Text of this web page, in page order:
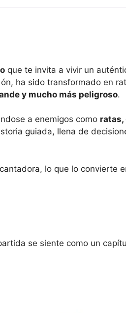
que te invita a vivir un
ha sido transformado en
y mucho más peligroso.
a enemigos como ratas,
guiada, llena de
lo que lo convierte
se siente como un